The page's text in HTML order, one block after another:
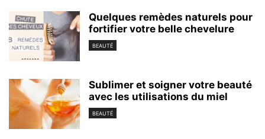
Quelques remèdes naturels pour
fortifier votre belle chevelure
BEAUTÉ
Sublimer et soigner votre beauté
avec les utilisations du miel
BEAUTÉ